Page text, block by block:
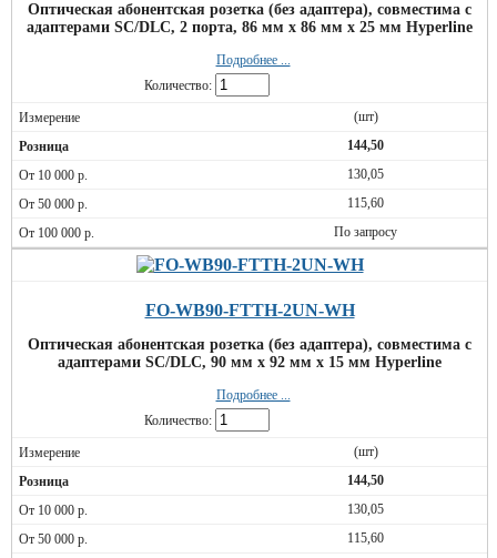
Оптическая абонентская розетка (без адаптера), совместима с
адаптерами SC/DLC, 2 порта, 86 мм х 86 мм х 25 мм Hyperline
Подробнее ...
Количество:
(шт)
144,50
130,05
115,60
По запросу
FO-WB90-FTTH-2UN-WH
Оптическая абонентская розетка (без адаптера), совместима с
адаптерами SC/DLC, 90 мм х 92 мм х 15 мм Hyperline
Подробнее ...
Количество:
(шт)
144,50
130,05
115,60